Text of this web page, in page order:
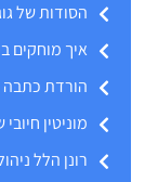
הסודות של
איך מוחקים
הורדת כתבה
מוניטין
רונן הלל